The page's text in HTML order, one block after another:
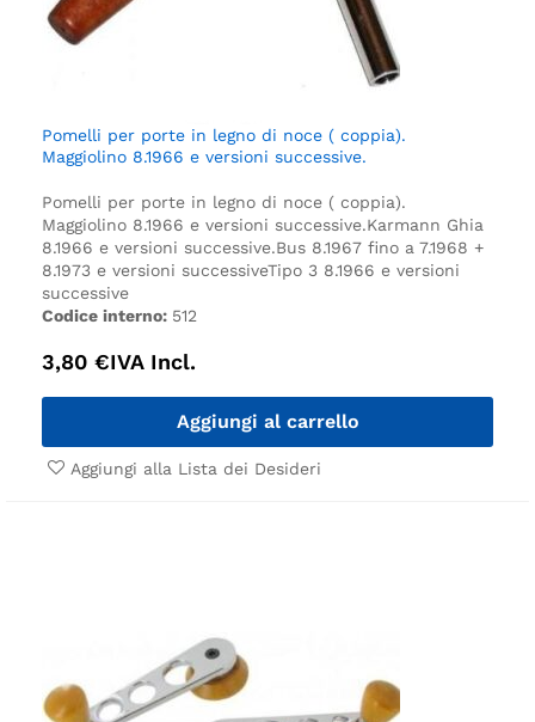
Pomelli per porte in legno di noce ( coppia).
Maggiolino 8.1966 e versioni successive.
Pomelli per porte in legno di noce ( coppia).
Maggiolino 8.1966 e versioni successive.Karmann Ghia
8.1966 e versioni successive.Bus 8.1967 fino a 7.1968 +
8.1973 e versioni successiveTipo 3 8.1966 e versioni
successive
Codice interno: 512
3,80 €IVA Incl.
Aggiungi al carrello
Aggiungi alla Lista dei Desideri